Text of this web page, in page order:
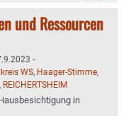
und Ressourcen
-
WS, Haager-Stimme,
, REICHERTSHEIM
in